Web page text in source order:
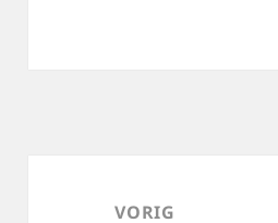
navigatieVORIG